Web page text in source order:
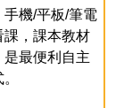
手機/平板/筆電
課，課本教材
是最便利自主